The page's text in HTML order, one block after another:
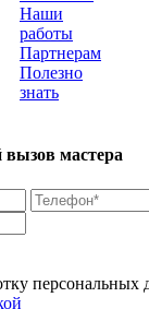
Наши
работы
Партнерам
Полезно
знать
вызов мастера
персональных